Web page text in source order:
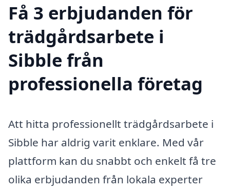
Få 3 erbjudanden för
trädgårdsarbete i
Sibble från
professionella företag
Att hitta professionellt trädgårdsarbete i
Sibble har aldrig varit enklare. Med vår
plattform kan du snabbt och enkelt få tre
olika erbjudanden från lokala experter